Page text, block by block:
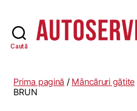
Caută
Prima pagină / Mâncăruri gătite
BRUN